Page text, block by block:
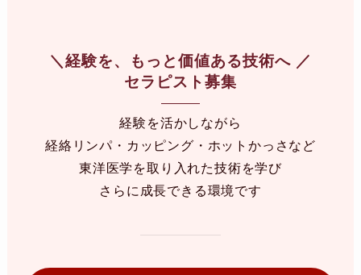
＼経験を、もっと価値ある技術へ／
セラピスト募集
経験を活かしながら
経絡リンパ・カッピング・ホットかっさなど
東洋医学を取り入れた技術を学び
さらに成長できる環境です